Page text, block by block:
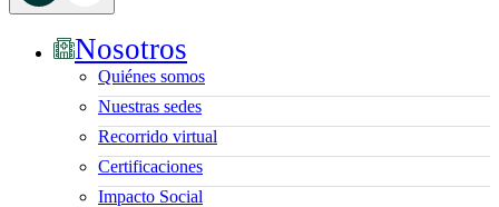
Nosotros
Quiénes somos
Nuestras sedes
Recorrido virtual
Certificaciones
Impacto Social